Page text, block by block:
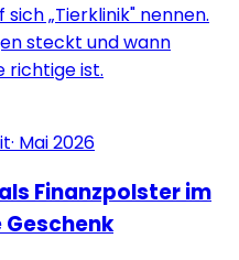
„Tierklinik" nennen.
steckt und wann
richtige ist.
· Mai 2026
Finanzpolster im